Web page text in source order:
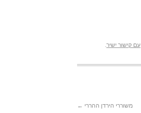
עם קישור ישיר.
משוררי הירדן ההררי ←